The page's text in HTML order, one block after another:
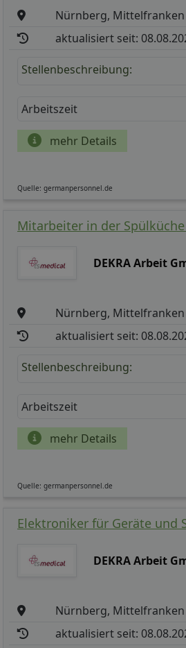
Nürnberg, Mittelfranken
aktualisiert seit:
Stellenbeschreibung:
Arbeitszeit
mehr Details
Quelle: germanpersonnel.de
Mitarbeiter in der
DEKRA Arbeit
Nürnberg, Mittelfranken
aktualisiert seit:
Stellenbeschreibung:
Arbeitszeit
mehr Details
Quelle: germanpersonnel.de
Elektroniker für Geräte und
DEKRA Arbeit
Nürnberg, Mittelfranken
aktualisiert seit: